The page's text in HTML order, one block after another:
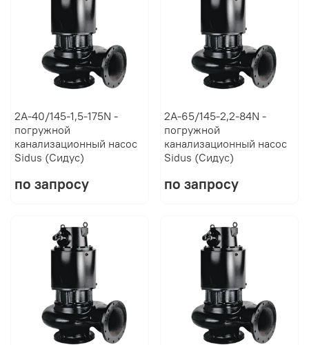
2А-40/145-1,5-175N -
погружной
канализационный насос
Sidus (Сидус)
по запросу
2А-65/145-2,2-84N -
погружной
канализационный насос
Sidus (Сидус)
по запросу